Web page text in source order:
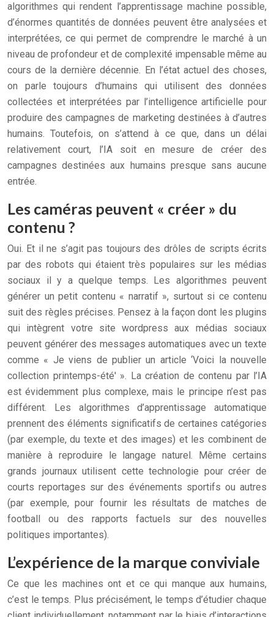
algorithmes qui rendent l’apprentissage machine possible,
d’énormes quantités de données peuvent être analysées et
interprétées, ce qui permet de comprendre le marché à un
niveau de profondeur et de complexité impensable même au
cours de la dernière décennie. En l’état actuel des choses,
on parle toujours d’humains qui utilisent des données
collectées et interprétées par l’intelligence artificielle pour
produire des campagnes de marketing destinées à d’autres
humains. Toutefois, on s’attend à ce que, dans un délai
relativement court, l’IA soit en mesure de créer des
campagnes destinées aux humains presque sans aucune
entrée.
Les caméras peuvent « créer » du
contenu ?
Oui. Et il ne s’agit pas toujours des drôles de scripts écrits
par des robots qui étaient très populaires sur les médias
sociaux il y a quelque temps. Les algorithmes peuvent
générer un petit contenu « narratif », surtout si ce contenu
suit des règles précises. Pensez à la façon dont les plugins
qui intègrent votre site wordpress aux médias sociaux
peuvent générer des messages automatiques avec un texte
comme « Je viens de publier un article ‘Voici la nouvelle
collection printemps-été' ». La création de contenu par l’IA
est évidemment plus complexe, mais le principe n’est pas
différent. Les algorithmes d’apprentissage automatique
prennent des éléments significatifs de certaines catégories
(par exemple, du texte et des images) et les combinent de
manière à reproduire le langage naturel. Même certains
grands journaux utilisent cette technologie pour créer de
courts reportages sur des événements sportifs ou autres
(par exemple, pour fournir les résultats de matches de
football ou des rapports factuels sur des nouvelles
politiques importantes).
L’expérience de la marque conviviale
Ce que les machines ont et ce qui manque aux humains,
c’est le temps. Plus précisément, le temps d’étudier chaque